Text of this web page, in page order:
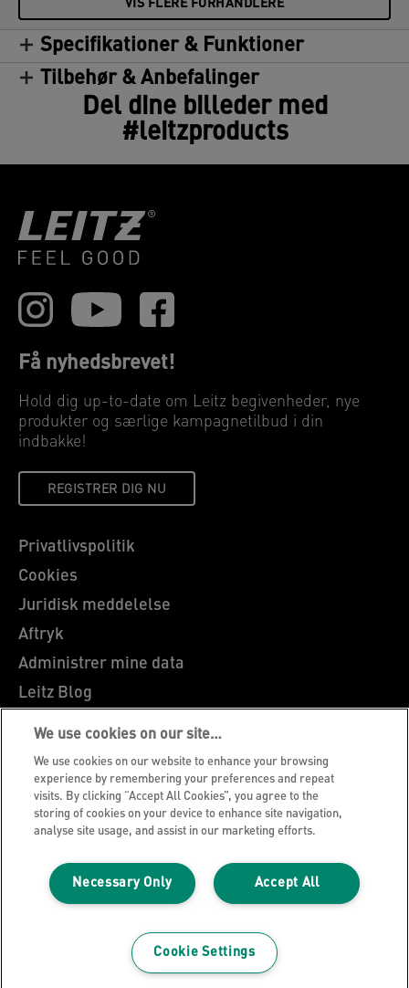
VIS FLERE FORHANDLERE
Specifikationer & Funktioner
Tilbehør & Anbefalinger
Del dine billeder med
#leitzproducts
Få nyhedsbrevet!
Hold dig up-to-date om Leitz begivenheder, nye
produkter og særlige kampagnetilbud i din
indbakke!
REGISTRER DIG NU
Privatlivspolitik
Cookies
Juridisk meddelelse
Aftryk
Administrer mine data
Leitz Blog
Karrierer
Leitz EasyPrint
Kundesupport
Garantibetingelser
Overensstemmelseserklæringer
Sitemap
Vejledning om genbrug af emballage
©2026 ACCO Brands
We use cookies on our site…
We use cookies on our website to enhance your browsing
experience by remembering your preferences and repeat
visits. By clicking “Accept All Cookies”, you agree to the
storing of cookies on your device to enhance site navigation,
analyse site usage, and assist in our marketing efforts.
Accept All
Necessary Only
Cookie Settings